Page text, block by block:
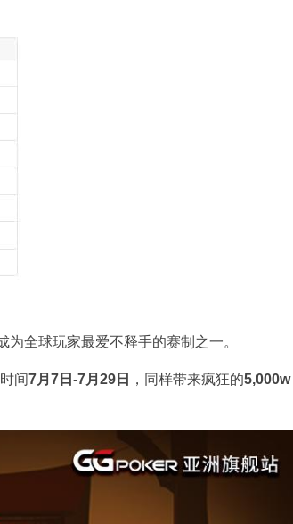
为全球玩家最爱不释手的赛制之一。
间7月7日-7月29日 ，同样带来疯狂的5,000w